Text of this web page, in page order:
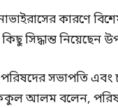
কারণে বিশেষ
সিদ্ধান্ত নিয়েছেন
পরিষদের সভাপতি এবং
আলম বলেন,